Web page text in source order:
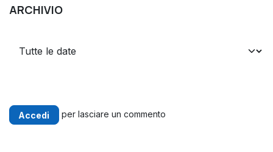
ARCHIVIO
Accedi per lasciare un commento